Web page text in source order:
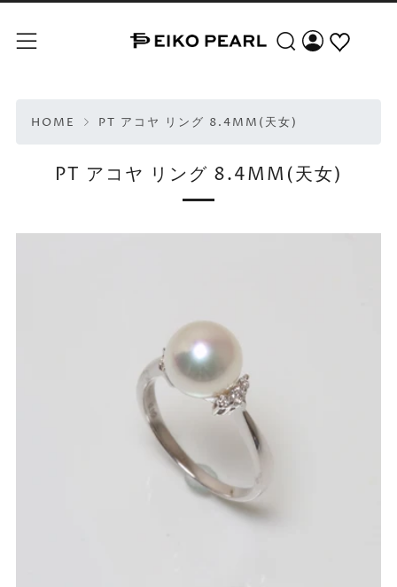
Menu Search
HOME PT アコヤ リング 8.4MM(天女)
PT アコヤ リング 8.4MM(天女)